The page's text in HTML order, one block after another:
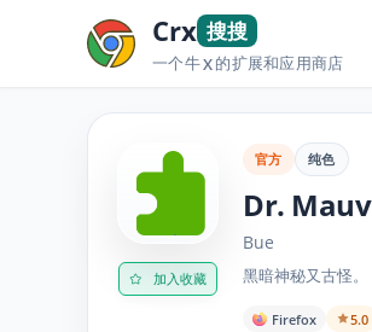
Crx 搜搜
一个牛X的扩展和应用商店
加入收藏
官方 纯色
Dr.
Bue
黑暗神秘又古怪。
Firefox 5.0